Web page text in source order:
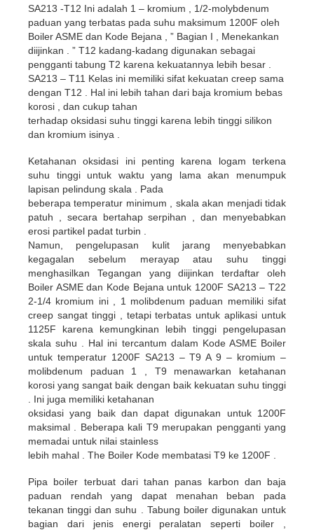
SA213 -T12 Ini adalah 1 – kromium , 1/2-molybdenum
paduan yang terbatas pada suhu maksimum 1200F oleh
Boiler ASME dan Kode Bejana , ” Bagian I , Menekankan
diijinkan . ” T12 kadang-kadang digunakan sebagai
pengganti tabung T2 karena kekuatannya lebih besar .
SA213 – T11 Kelas ini memiliki sifat kekuatan creep sama
dengan T12 . Hal ini lebih tahan dari baja kromium bebas
korosi , dan cukup tahan
terhadap oksidasi suhu tinggi karena lebih tinggi silikon
dan kromium isinya .
Ketahanan oksidasi ini penting karena logam terkena
suhu tinggi untuk waktu yang lama akan menumpuk
lapisan pelindung skala . Pada
beberapa temperatur minimum , skala akan menjadi tidak
patuh , secara bertahap serpihan , dan menyebabkan
erosi partikel padat turbin .
Namun, pengelupasan kulit jarang menyebabkan
kegagalan sebelum merayap atau suhu tinggi
menghasilkan Tegangan yang diijinkan terdaftar oleh
Boiler ASME dan Kode Bejana untuk 1200F SA213 – T22
2-1/4 kromium ini , 1 molibdenum paduan memiliki sifat
creep sangat tinggi , tetapi terbatas untuk aplikasi untuk
1125F karena kemungkinan lebih tinggi pengelupasan
skala suhu . Hal ini tercantum dalam Kode ASME Boiler
untuk temperatur 1200F SA213 – T9 A 9 – kromium –
molibdenum paduan 1 , T9 menawarkan ketahanan
korosi yang sangat baik dengan baik kekuatan suhu tinggi
. Ini juga memiliki ketahanan
oksidasi yang baik dan dapat digunakan untuk 1200F
maksimal . Beberapa kali T9 merupakan pengganti yang
memadai untuk nilai stainless
lebih mahal . The Boiler Kode membatasi T9 ke 1200F .
Pipa boiler terbuat dari tahan panas karbon dan baja
paduan rendah yang dapat menahan beban pada
tekanan tinggi dan suhu . Tabung boiler digunakan untuk
bagian dari jenis energi peralatan seperti boiler ,